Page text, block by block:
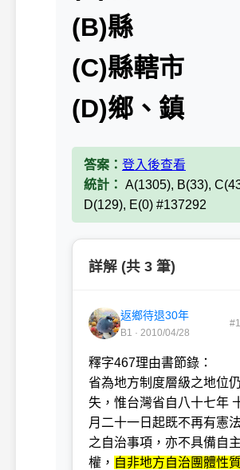
(B)縣
(C)縣轄市
(D)鄉、鎮
答案： 登入後查看
統計： A(1305), B(33),
D(129), E(0) #137292
詳解 (共 3 筆)
返鄉待退30年
B1 · 2010/04/28
釋字467理由書節錄：
省為地方制度層級之地位
失，惟台灣省自八十七年
月二十一日起既不再有憲
之自治事項，亦不具備自
權， 自非地方自治團體性